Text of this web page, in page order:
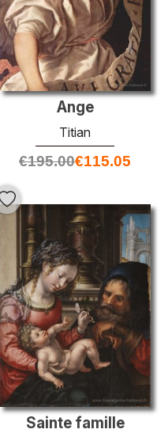
Ange
Titian
€195.00€115.05
Sainte famille